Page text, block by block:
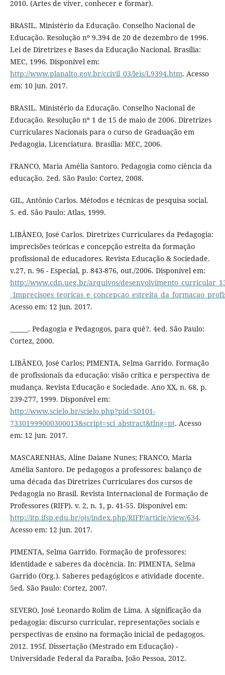
2010. (Artes de viver, conhecer e formar).
BRASIL. Ministério da Educação. Conselho Nacional de
Educação. Resolução nº 9.394 de 20 de dezembro de 1996.
Lei de Diretrizes e Bases da Educação Nacional. Brasília:
MEC, 1996. Disponível em:
http://www.planalto.gov.br/ccivil_03/leis/L9394.htm. Acesso
em: 10 jun. 2017.
BRASIL. Ministério da Educação. Conselho Nacional de
Educação. Resolução nº 1 de 15 de maio de 2006. Diretrizes
Curriculares Nacionais para o curso de Graduação em
Pedagogia, Licenciatura. Brasília: MEC, 2006.
FRANCO, Maria Amélia Santoro. Pedagogia como ciência da
educação. 2ed. São Paulo: Cortez, 2008.
GIL, Antônio Carlos. Métodos e técnicas de pesquisa social.
5. ed. São Paulo: Atlas, 1999.
LIBÂNEO, José Carlos. Diretrizes Curriculares da Pedagogia:
imprecisões teóricas e concepção estreita da formação
profissional de educadores. Revista Educação & Sociedade.
v.27, n. 96 - Especial, p. 843-876, out./2006. Disponível em:
http://www.cdn.ueg.br/arquivos/
Acesso em: 12 jun. 2017.
______. Pedagogia e Pedagogos, para quê?. 4ed. São Paulo:
Cortez, 2000.
LIBÂNEO, José Carlos; PIMENTA, Selma Garrido. Formação
de profissionais da educação: visão crítica e perspectiva de
mudança. Revista Educação e Sociedade. Ano XX, n. 68, p.
239-277, 1999. Disponível em:
http://www.scielo.br/scielo.php?pid=S0101-
73301999000300013&script=sci_abstract&tlng=pt. Acesso
em: 12 jun. 2017.
MASCARENHAS, Aline Daiane Nunes; FRANCO, Maria
Amélia Santoro. De pedagogos a professores: balanço de
uma década das Diretrizes Curriculares dos cursos de
Pedagogia no Brasil. Revista Internacional de Formação de
Professores (RIFP). v. 2, n. 1, p. 41-55. Disponível em:
http://itp.ifsp.edu.br/ojs/index.php/RIFP/article/view/634.
Acesso em: 12 jun. 2017.
PIMENTA, Selma Garrido. Formação de professores:
identidade e saberes da docência. In: PIMENTA, Selma
Garrido (Org.). Saberes pedagógicos e atividade docente.
5ed. São Paulo: Cortez, 2007.
SEVERO, José Leonardo Rolim de Lima. A significação da
pedagogia: discurso curricular, representações sociais e
perspectivas de ensino na formação inicial de pedagogos.
2012. 195f. Dissertação (Mestrado em Educação) -
Universidade Federal da Paraíba, João Pessoa, 2012.